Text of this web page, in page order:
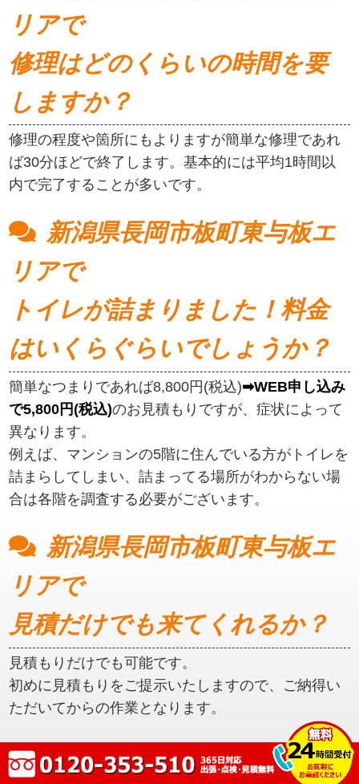
リアで
修理はどのくらいの時間を要
しますか？
修理の程度や箇所にもよりますが簡単な修理であれ
ば30分ほどで終了します。基本的には平均1時間以
内で完了することが多いです。
新潟県長岡市板町東与板エ
リアで
トイレが詰まりました！料金
はいくらぐらいでしょうか？
簡単なつまりであれば8,800円(税込)➡WEB申し込み
で5,800円(税込)のお見積もりですが、症状によって
異なります。
例えば、マンションの5階に住んでいる方がトイレを
詰まらしてしまい、詰まってる場所がわからない場
合は各階を調査する必要がございます。
新潟県長岡市板町東与板エ
リアで
見積だけでも来てくれるか？
見積もりだけでも可能です。
初めに見積もりをご提示いたしますので、ご納得い
ただいてからの作業となります。
新潟県長岡市板町東与板エ